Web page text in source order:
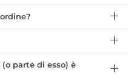
parte di esso) è